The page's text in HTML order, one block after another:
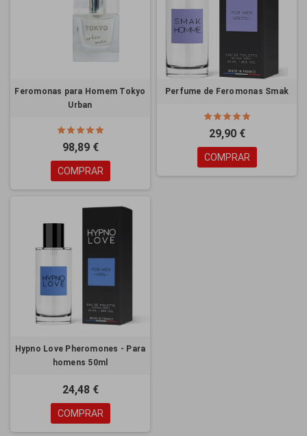
Feromonas para Homem Tokyo
Urban
98,89 €
COMPRAR
Perfume de Feromonas Smak
29,90 €
COMPRAR
Hypno Love Pheromones - Para
homens 50ml
24,48 €
COMPRAR